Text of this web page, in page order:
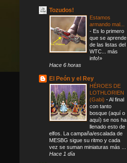
Tozudos!
Estamos
armando mal...
- Es lo primero
que se aprende
de las listas del
WTC... más
info!»
Hace 6 horas
El Peón y el Rey
HÉROES DE
LOTHLORIEN
(Gabi) -Al final
con tanto
bosque (aquí o
aquí) se nos ha
llenado esto de
elfos. La campaña/escalada de
MESBG sigue su ritmo y cada
vez se suman miniaturas más ...
Hace 1 día